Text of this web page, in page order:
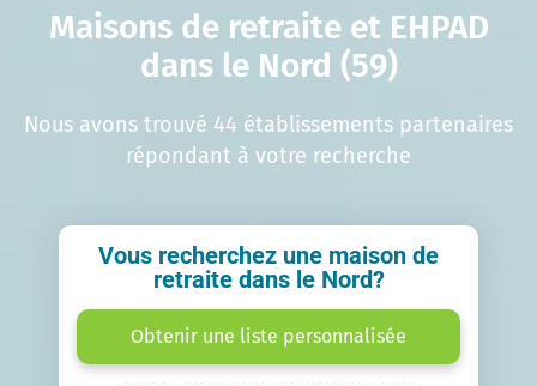
Maisons de retraite et EHPAD
dans le Nord (59)
Nous avons trouvé 44 établissements partenaires
répondant à votre recherche
Vous recherchez une maison de
retraite dans le Nord?
Obtenir une liste personnalisée